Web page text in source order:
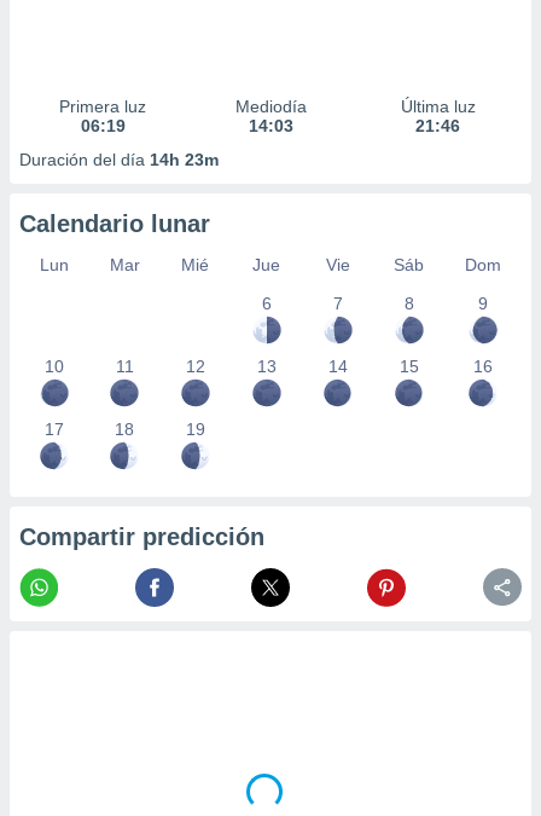
Primera luz
06:19
Mediodía
14:03
Última luz
21:46
Duración del día 14h 23m
Calendario lunar
Lun Mar Mié Jue Vie Sáb
Dom
6
7 8 9
10 11 12 13 14 15 16
17 18 19
Compartir predicción